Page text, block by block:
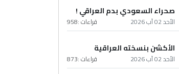
صحراء السعودي بدم العراقي !
الأحد 02 آب 2026 قراءات :958
الأكشن بنسخته العراقية
الأحد 02 آب 2026 قراءات :873